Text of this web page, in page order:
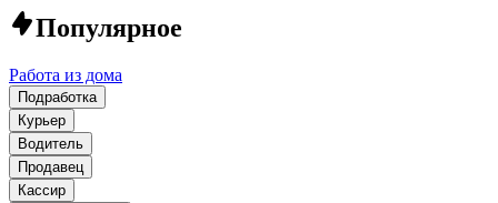
Популярное
Работа из дома
Подработка
Курьер
Водитель
Продавец
Кассир